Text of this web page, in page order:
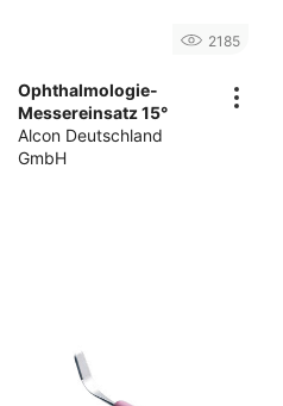
2185
Ophthalmologie-
Messereinsatz 15°
Alcon Deutschland
GmbH